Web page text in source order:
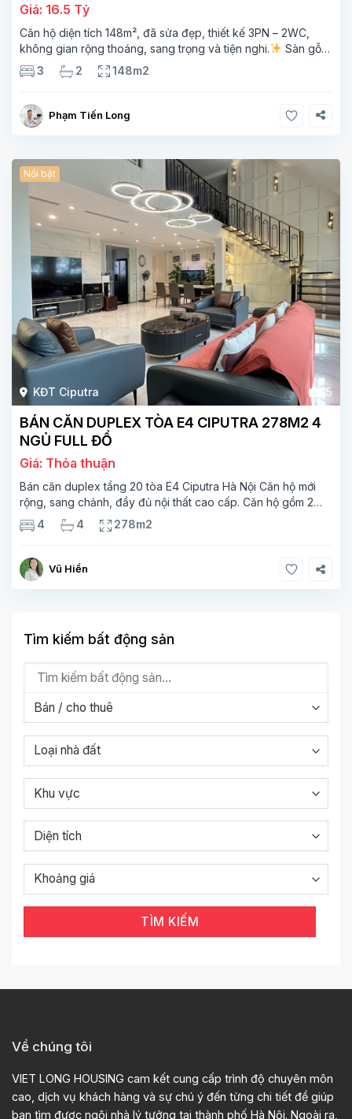
Giá: 16.5 Tỷ
Căn hộ diện tích 148m², đã sửa đẹp, thiết kế 3PN – 2WC,
không gian rộng thoáng, sang trọng và tiện nghi.
Sàn gỗ
cao cấp, ánh sáng tự nhiên chan hòa, view hồ Tây đắt giá –
mang lại
3 2 148m2
Phạm Tiến Long
KĐT Ciputra 15
Nổi bật
BÁN CĂN DUPLEX TÒA E4 CIPUTRA 278M2 4
NGỦ FULL ĐỒ
Giá: Thỏa thuận
Bán căn duplex tầng 20 tòa E4 Ciputra Hà Nội Căn hộ mới
rộng, sang chảnh, đầy đủ nội thất cao cấp. Căn hộ gồm 2
tầng. Tầng 1 rộng 142m2 bao gồm phòng khách, phòng ăn,
phòng bếp, 2 phòng ngủ,
4 4 278m2
Vũ Hiền
Tìm kiếm bất động sản
TÌM KIẾM
Về chúng tôi
VIET LONG HOUSING cam kết cung cấp trình độ chuyên môn
cao, dịch vụ khách hàng và sự chú ý đến từng chi tiết để giúp
bạn tìm được ngôi nhà lý tưởng tại thành phố Hà Nội. Ngoài ra,